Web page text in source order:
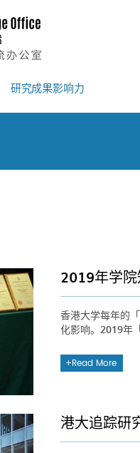
研究成果影响力
2019年学
香港大学每年的
化影响。2019年
Read More
港大追踪研